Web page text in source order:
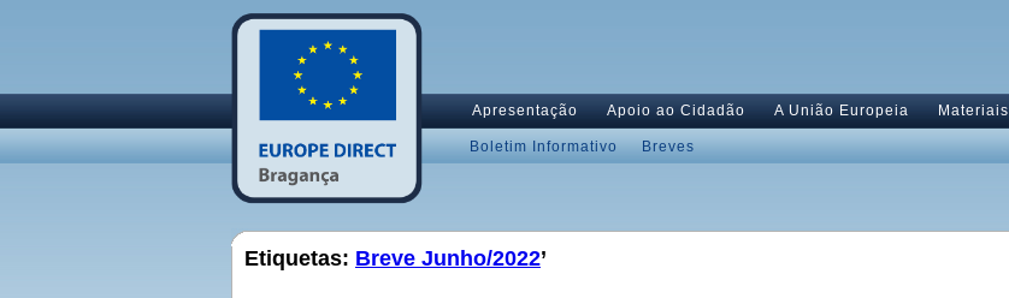
Apresentação Apoio ao Cidadão A União Europeia Materiais
Boletim Informativo Breves
Etiquetas: Breve Junho/2022’